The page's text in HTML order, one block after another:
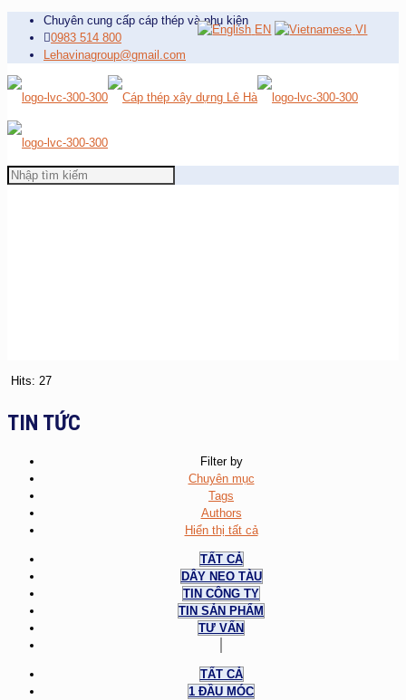
Chuyên cung cấp cáp thép và phụ kiện
0983 514 800
Lehavinagroup@gmail.com
Hits: 27
TIN TỨC
Filter by
Chuyên mục
Tags
Authors
Hiển thị tất cả
TẤT CẢ
DÂY NEO TÀU
TIN CÔNG TY
TIN SẢN PHẨM
TƯ VẤN
TẤT CẢ
1 ĐẦU MÓC
EN VI